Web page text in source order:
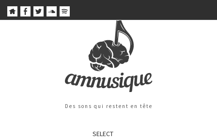
Des sons qui restent en tête
SELECT